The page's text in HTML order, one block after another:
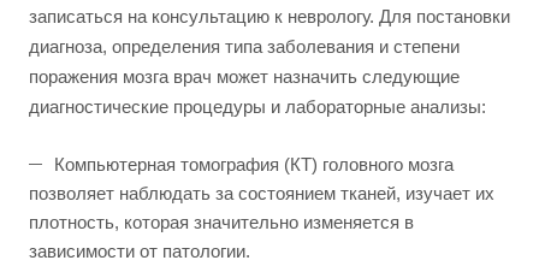
записаться на консультацию к неврологу. Для постановки
диагноза, определения типа заболевания и степени
поражения мозга врач может назначить следующие
диагностические процедуры и лабораторные анализы:
Компьютерная томография (КТ) головного мозга
позволяет наблюдать за состоянием тканей, изучает их
плотность, которая значительно изменяется в
зависимости от патологии.